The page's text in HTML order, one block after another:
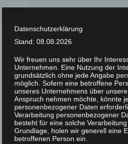
Skip
content
XLAB STIFTUNG
Autor:gott
Datenschutzerklärung
Stand: 08.08.2026
Wir freuen uns sehr über Ihr
Unternehmen. Eine Nutzung der
grundsätzlich ohne jede Angabe
möglich. Sofern eine betroffene
unseres Unternehmens über
Anspruch nehmen möchte, könnte
personenbezogener Daten
Verarbeitung personenbezogener
besteht für eine solche
Grundlage, holen wir generell eine
betroffenen Person ein.